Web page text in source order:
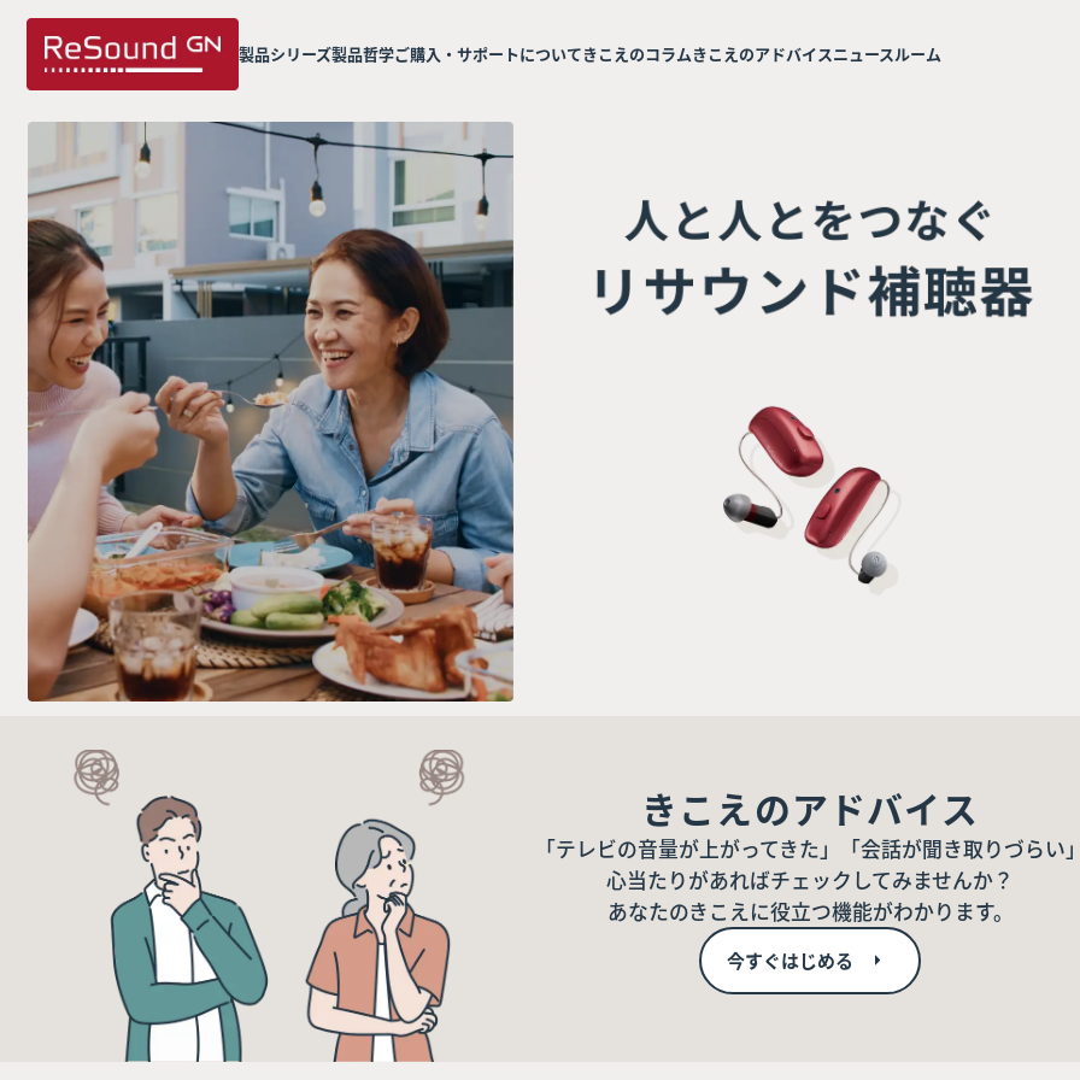
製品シリーズ製品哲学ご購入・サポートについてきこえのコラムきこえのアドバイスニュースルーム
きこえのアドバイス
「テレビの音量が上がってきた」「会話が聞き取りづらい
心当たりがあればチェックしてみませんか？
あなたのきこえに役立つ機能がわかります。
今すぐはじめる